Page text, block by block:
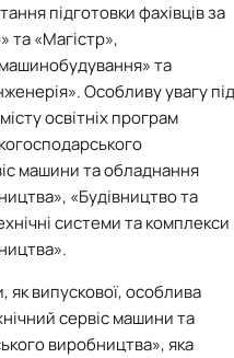
технічних заходів
ресурси НАЗК
НАЗК
заходи
підготовки фахівців за
та «Магістр»,
та
. Особливу увагу під
освітніх програм
машини та обладнання
«Будівництво та
системи та комплекси
, як випускової, особлива
сервіс машини та
виробництва»,яка